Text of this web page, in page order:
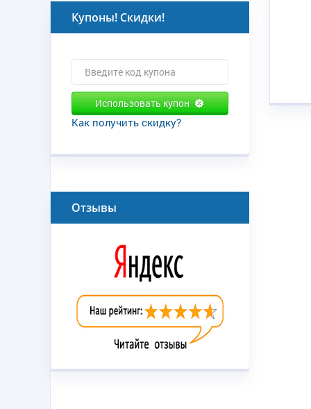
Купоны! Скидки!
Использовать купон
Как получить скидку?
Отзывы